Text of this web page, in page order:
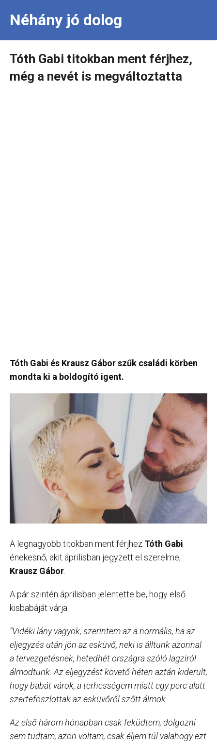
Néhány jó dolog
Tóth Gabi titokban ment férjhez,
még a nevét is megváltoztatta
Tóth Gabi és Krausz Gábor szűk családi körben
mondta ki a boldogító igent.
A legnagyobb titokban ment férjhez Tóth Gabi
énekesnő, akit áprilisban jegyzett el szerelme,
Krausz Gábor.
A pár szintén áprilisban jelentette be, hogy első
kisbabáját várja.
“Vidéki lány vagyok, szerintem az a normális, ha az
eljegyzés után jön az esküvő, neki is álltunk azonnal
a tervezgetésnek, hetedhét országra szóló lagziról
álmodtunk. Az eljegyzést követő héten aztán kiderült,
hogy babát várok, a terhességem miatt egy perc alatt
szertefoszlottak az esküvőről szőtt álmok.
Az első három hónapban csak feküdtem, dolgozni
sem tudtam, azon voltam, csak éljem túl valahogy ezt